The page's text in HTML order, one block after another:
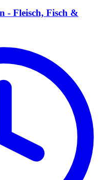
- Fleisch, Fisch &